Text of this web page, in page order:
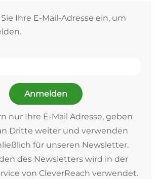
Ihre E-Mail-Adresse ein, um
Anmelden
nur Ihre E-Mail Adresse, geben
Dritte weiter und verwenden
für unseren Newsletter.
des Newsletters wird in der
von CleverReach verwendet.